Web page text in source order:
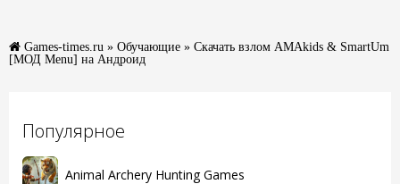
Популярное
Animal Archery Hunting Games
Games-times.ru » Обучающие » Скачать взлом AMAkids & SmartUm
[МОД Menu] на Андроид